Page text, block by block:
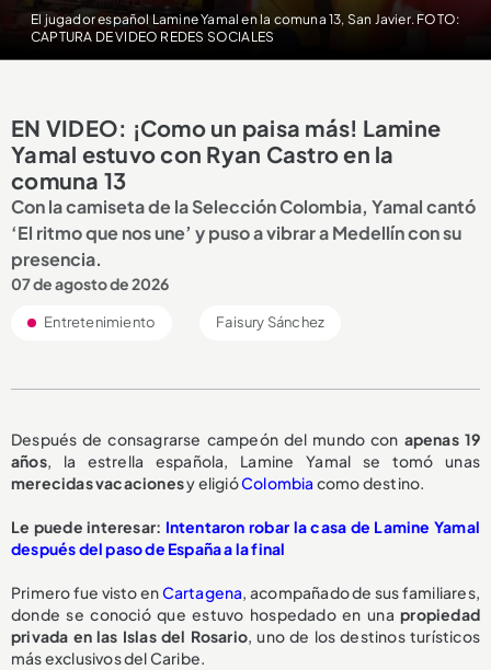
El jugador español Lamine Yamal en la comuna 13, San Javier. FOTO:
CAPTURA DE VIDEO REDES SOCIALES
EN VIDEO: ¡Como un paisa más! Lamine
Yamal estuvo con Ryan Castro en la
comuna 13
Con la camiseta de la Selección Colombia, Yamal cantó
‘El ritmo que nos une’ y puso a vibrar a Medellín con su
presencia.
07 de agosto de 2026
Entretenimiento Faisury Sánchez
Después de consagrarse campeón del mundo con apenas 19
años, la estrella española, Lamine Yamal se tomó unas
merecidas vacacionesy eligióColombia como destino.
Le puede interesar: Intentaron robar la casa de Lamine Yamal
después del paso de España a la final
Primero fue visto enCartagena, acompañado de sus familiares,
donde se conoció que estuvo hospedado en unapropiedad
privada en las Islas del Rosario, uno de los destinos turísticos
más exclusivos del Caribe.